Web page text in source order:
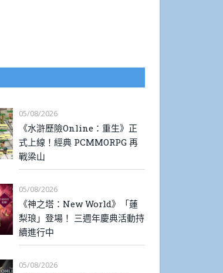
05/08/2026
《水滸歷險Online：重生》正
式上線！經典 PCMMORPG 再
戰梁山
05/08/2026
《神之塔：New World》「蓮
梨琅」登場！ 三週年慶典活動持
續進行中
05/08/2026